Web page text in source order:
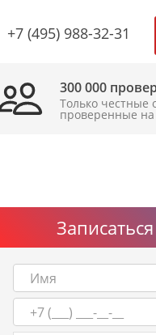
+7 (495) 988-32-31
300 000
Только честные
проверенные на